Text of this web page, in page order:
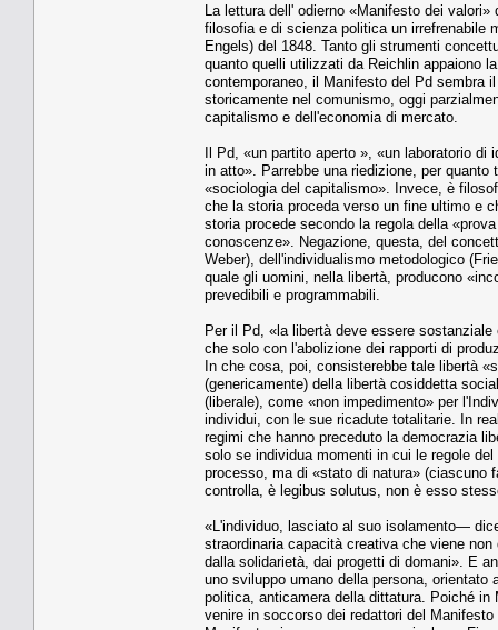
La lettura dell' odierno «Manifesto dei
filosofia e di scienza politica un irrefrenabile
Engels) del 1848. Tanto gli strumenti
quanto quelli utilizzati da Reichlin appaiono
contemporaneo, il Manifesto del Pd sembra
storicamente nel comunismo, oggi
capitalismo e dell'economia di mercato.
Il Pd, «un partito aperto », «un laboratorio
in atto». Parrebbe una riedizione, per
«sociologia del capitalismo». Invece, è
che la storia proceda verso un fine ultimo e
storia procede secondo la regola della
conoscenze». Negazione, questa, del
Weber), dell'individualismo metodologico
quale gli uomini, nella libertà, producono
prevedibili e programmabili.
Per il Pd, «la libertà deve essere
che solo con l'abolizione dei rapporti di
In che cosa, poi, consisterebbe tale libertà
(genericamente) della libertà cosiddetta
(liberale), come «non impedimento» per
individui, con le sue ricadute totalitarie. In
regimi che hanno preceduto la democrazia
solo se individua momenti in cui le regole
processo, ma di «stato di natura» (ciascuno
controlla, è legibus solutus, non è esso
«L'individuo, lasciato al suo isolamento—
straordinaria capacità creativa che viene
dalla solidarietà, dai progetti di domani». E
uno sviluppo umano della persona,
politica, anticamera della dittatura. Poiché
venire in soccorso dei redattori del